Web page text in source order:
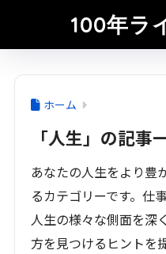
100年ラ
ホーム
「人生」の記事
あなたの人生をより豊
るカテゴリーです。仕
人生の様々な側面を深
方を見つけるヒントを